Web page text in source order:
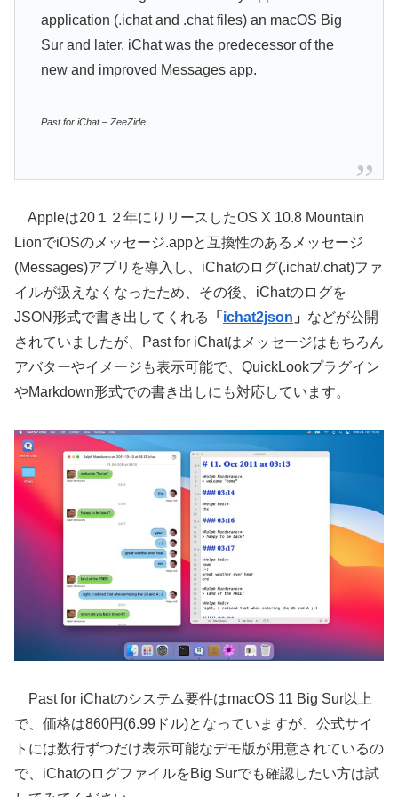
application (.ichat and .chat files) an macOS Big
Sur and later. iChat was the predecessor of the
new and improved Messages app.
Past for iChat – ZeeZide
Appleは20１２年にりリースしたOS X 10.8 Mountain
LionでiOSのメッセージ.appと互換性のあるメッセージ
(Messages)アプリを導入し、iChatのログ(.ichat/.chat)ファ
イルが扱えなくなったため、その後、iChatのログを
JSON形式で書き出してくれる
「 ichat2json 」 などが公開
されていましたが、Past for iChatはメッセージはもちろん
アバターやイメージも表示可能で、QuickLookプラグイン
やMarkdown形式での書き出しにも対応しています。
Past for iChatのシステム要件はmacOS 11 Big Sur以上
で、価格は860円(6.99ドル)となっていますが、公式サイ
トには数行ずつだけ表示可能なデモ版が用意されているの
で、iChatのログファイルをBig Surでも確認したい方は試